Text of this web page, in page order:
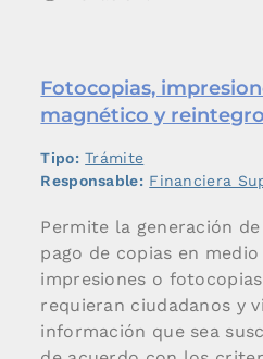
Fotocopias,
magnético y
Tipo: Trámite
Responsable: Financiera
Permite la generación
pago de copias en
impresiones o
requieran ciudadanos y
información que sea